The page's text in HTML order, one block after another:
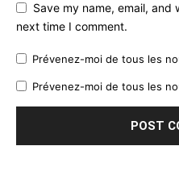
Save my name, email,
next time I comment.
Prévenez-moi de tous les
Prévenez-moi de tous les